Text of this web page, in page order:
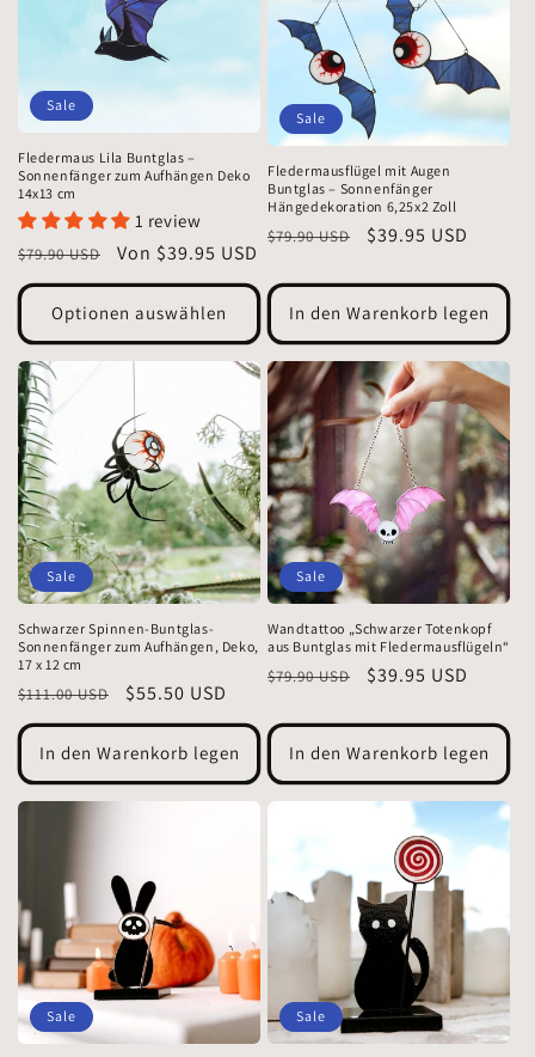
Sale
Fledermaus Lila Buntglas –
Sonnenfänger zum Aufhängen Deko
14x13 cm
1 review
Normaler
Preis
$79.90 USD Verkaufspreis
Von $39.95 USD
Optionen auswählen
Sale
Fledermausflügel mit Augen
Buntglas – Sonnenfänger
Hängedekoration 6,25x2 Zoll
Normaler
$79.90 USD Verkaufspreis
$39.95 USD
In den Warenkorb legen
Sale
Schwarzer Spinnen-Buntglas-
Sonnenfänger zum Aufhängen, Deko,
17 x 12 cm
Normaler
Preis
$111.00 USD Verkaufspreis
$55.50 USD
In den Warenkorb legen
Sale
Wandtattoo „Schwarzer Totenkopf
aus Buntglas mit Fledermausflügeln“
Normaler
$79.90 USD Verkaufspreis
$39.95 USD
In den Warenkorb legen
Sale Sale